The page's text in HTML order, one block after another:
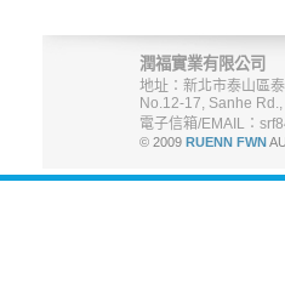
潤福實業有限公司
地址：新北市泰山區
No.12-17, Sanhe
電子信箱/EMAIL：
© 2009 RUENN FWN